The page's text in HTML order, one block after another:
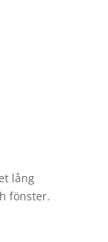
lång
fönster.